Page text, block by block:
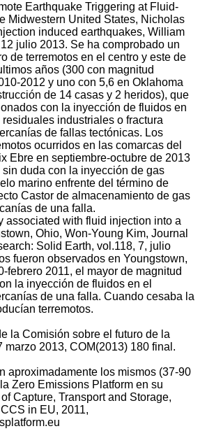
Earthquake Triggering at Fluid-
Midwestern United States, Nicholas
induced earthquakes, William
julio 2013. Se ha comprobado un
de terremotos en el centro y este de
años (300 con magnitud
2012 y uno con 5,6 en Oklahoma
de 14 casas y 2 heridos), que
con la inyección de fluidos en
industriales o fractura
de fallas tectónicas. Los
ocurridos en las comarcas del
Ebre en septiembre-octubre de 2013
duda con la inyección de gas
marino enfrente del término de
Castor de almacenamiento de gas
de una falla.
associated with fluid injection into a
Ohio, Won-Young Kim, Journal
Solid Earth, vol.118, 7, julio
fueron observados en Youngstown,
febrero 2011, el mayor de magnitud
la inyección de fluidos en el
de una falla. Cuando cesaba la
terremotos.
la Comisión sobre el futuro de la
marzo 2013, COM(2013) 180 final.
aproximadamente los mismos (37-90
Zero Emissions Platform en su
Capture, Transport and Storage,
in EU, 2011,